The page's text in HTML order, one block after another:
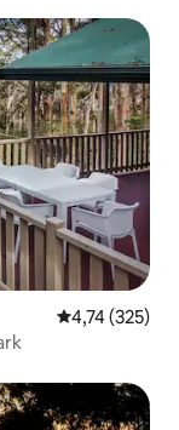
Évaluation
4,74 (325)